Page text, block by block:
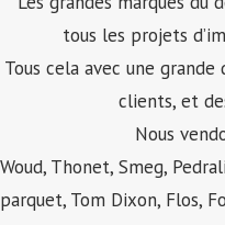
tous les projets
Tous cela avec une
clients, et
Nous
Woud, Thonet, Smeg,
parquet, Tom Dixon, Flos,